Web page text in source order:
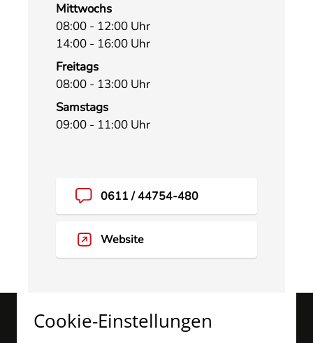
Mittwochs
08:00 - 12:00 Uhr
14:00 - 16:00 Uhr
Freitags
08:00 - 13:00 Uhr
Samstags
09:00 - 11:00 Uhr
0611 / 44754-480
Website
Cookie-Einstellungen